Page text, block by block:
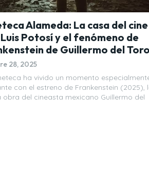
Alameda: La casa del
Potosí y el fenómeno de
de Guillermo del Toro
28, 2025
ha vivido un momento
con el estreno de Frankenstein (2025),
obra del cineasta mexicano Guillermo del